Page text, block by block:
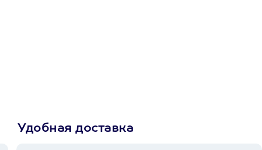
Удобная доставка